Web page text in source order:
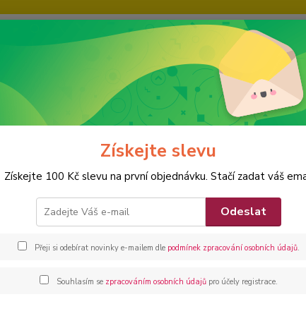
Hledat
A VOLNÝ ČAS TENIS Královská židle rozhodčího Turnier
židle rozhodčího Turnier
Získejte slevu
Získejte 100 Kč slevu na první objednávku. Stačí zadat váš
Odeslat
Přeji si odebírat novinky e-mailem dle podmínek zpracování osobních údajů.
Souhlasím se zpracováním osobních údajůpro účely registrace.